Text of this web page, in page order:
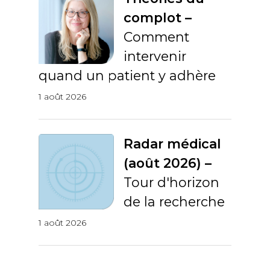
complot –
Comment
intervenir
quand un patient y adhère
1 août 2026
Radar médical
(août 2026) –
Tour d'horizon
de la recherche
1 août 2026